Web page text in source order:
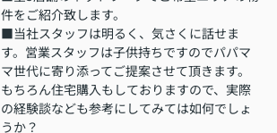
件をご紹介致します。
■当社スタッフは明るく、気さくに話せま
す。営業スタッフは子供持ちですのでパパマ
マ世代に寄り添ってご提案させて頂きます。
もちろん住宅購入もしておりますので、実際
の経験談なども参考にしてみては如何でしょ
うか？